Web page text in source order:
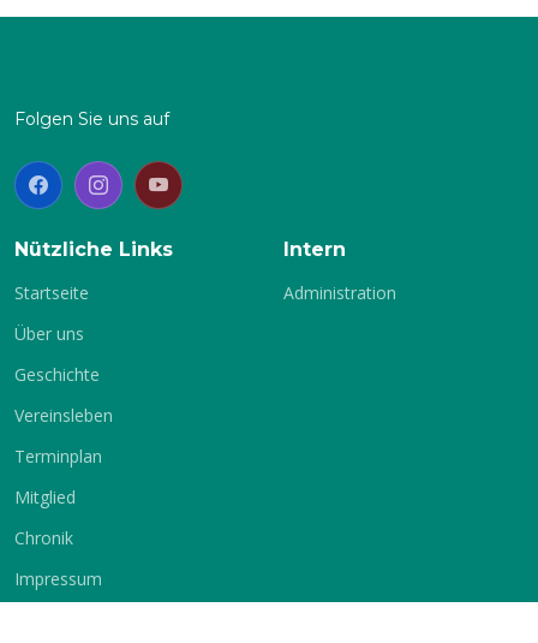
Folgen Sie uns auf
Nützliche Links
Startseite
Über uns
Geschichte
Vereinsleben
Terminplan
Mitglied
Chronik
Impressum
Intern
Administration